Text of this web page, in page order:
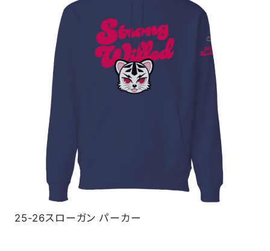
25-26スローガン パーカー